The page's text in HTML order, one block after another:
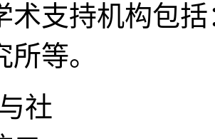
术支持机构包
等。